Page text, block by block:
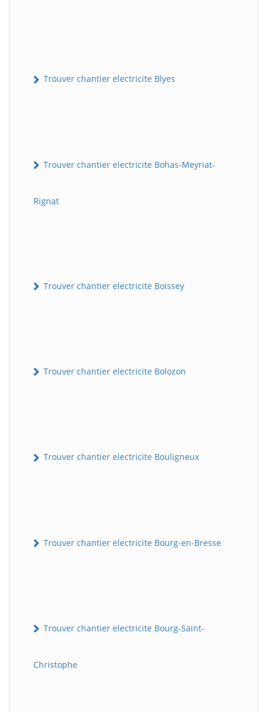
Trouver chantier electricite Blyes
Trouver chantier electricite Bohas-Meyriat-
Rignat
Trouver chantier electricite Boissey
Trouver chantier electricite Bolozon
Trouver chantier electricite Bouligneux
Trouver chantier electricite Bourg-en-Bresse
Trouver chantier electricite Bourg-Saint-
Christophe